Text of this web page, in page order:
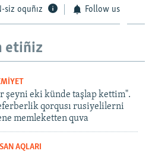
siz oquñız Follow us
etiñiz
şeyni eki künde taşlap kettim".
qorqusı rusiyelilerni
memleketten quva
AQLARI